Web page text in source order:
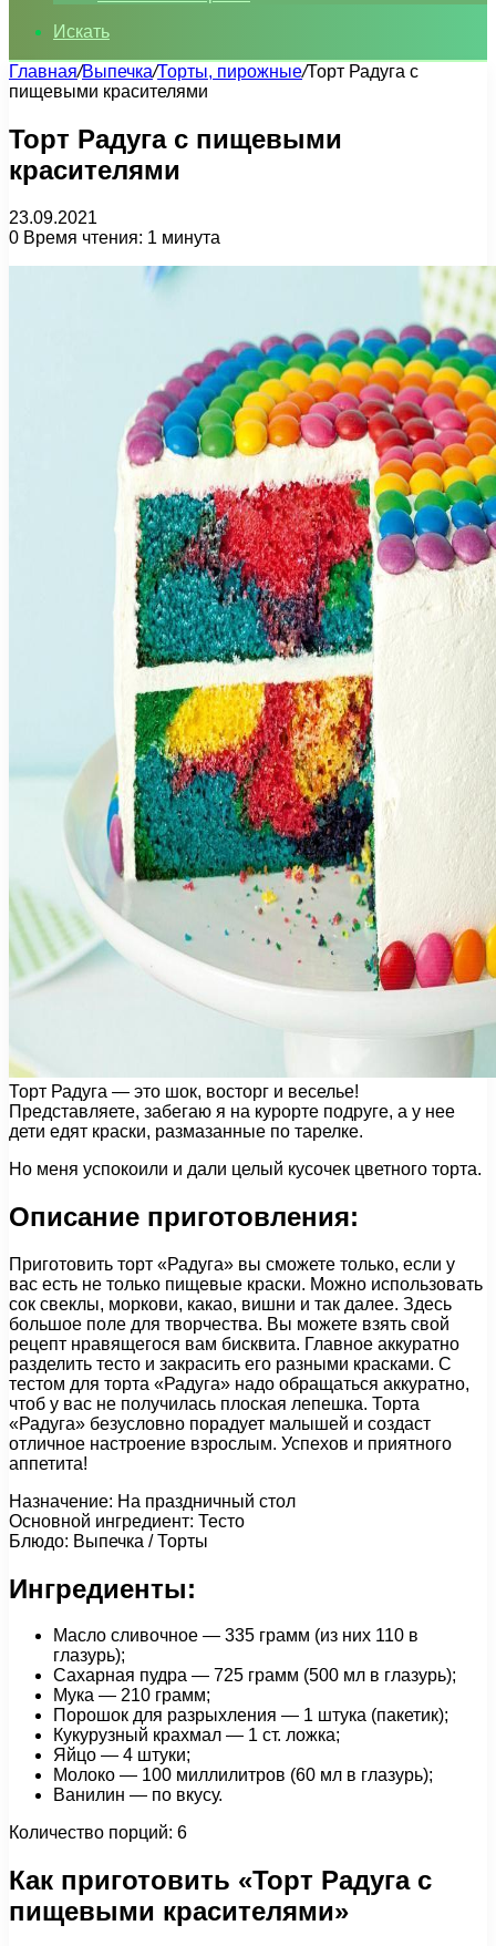
Искать
Главная/Выпечка/Торты, пирожные/Торт Радуга с
пищевыми красителями
Торт Радуга с пищевыми
красителями
23.09.2021
0 Время чтения: 1 минута
Торт Радуга — это шок, восторг и веселье!
Представляете, забегаю я на курорте подруге, а у нее
дети едят краски, размазанные по тарелке.
Но меня успокоили и дали целый кусочек цветного торта.
Описание приготовления:
Приготовить торт «Радуга» вы сможете только, если у
вас есть не только пищевые краски. Можно использовать
сок свеклы, моркови, какао, вишни и так далее. Здесь
большое поле для творчества. Вы можете взять свой
рецепт нравящегося вам бисквита. Главное аккуратно
разделить тесто и закрасить его разными красками. С
тестом для торта «Радуга» надо обращаться аккуратно,
чтоб у вас не получилась плоская лепешка. Торта
«Радуга» безусловно порадует малышей и создаст
отличное настроение взрослым. Успехов и приятного
аппетита!
Назначение: На праздничный стол
Основной ингредиент: Тесто
Блюдо: Выпечка / Торты
Ингредиенты:
Масло сливочное — 335 грамм (из них 110 в
глазурь);
Сахарная пудра — 725 грамм (500 мл в глазурь);
Мука — 210 грамм;
Порошок для разрыхления — 1 штука (пакетик);
Кукурузный крахмал — 1 ст. ложка;
Яйцо — 4 штуки;
Молоко — 100 миллилитров (60 мл в глазурь);
Ванилин — по вкусу.
Количество порций: 6
Как приготовить «Торт Радуга с
пищевыми красителями»